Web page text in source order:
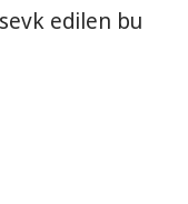
edilen bu